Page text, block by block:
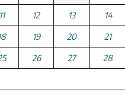
11 12 13 14
19 20 21
26 27 28